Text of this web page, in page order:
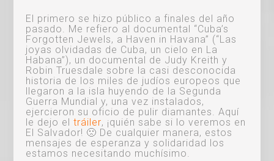
El primero se hizo público a finales del año
pasado. Me refiero al documental “Cuba’s
Forgotten Jewels, a Haven in Havana” (“Las
joyas olvidadas de Cuba, un cielo en La
Habana”), un documental de Judy Kreith y
Robin Truesdale sobre la casi desconocida
historia de los miles de judíos europeos que
llegaron a la isla huyendo de la Segunda
Guerra Mundial y, una vez instalados,
ejercieron su oficio de pulir diamantes. Aquí
le dejo eltráiler, ¡quién sabe si lo veremos en
El Salvador! 🙁 De cualquier manera, estos
mensajes de esperanza y solidaridad los
estamos necesitando muchísimo.